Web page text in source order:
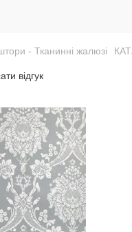
- Тканинні жалюзі
відгук